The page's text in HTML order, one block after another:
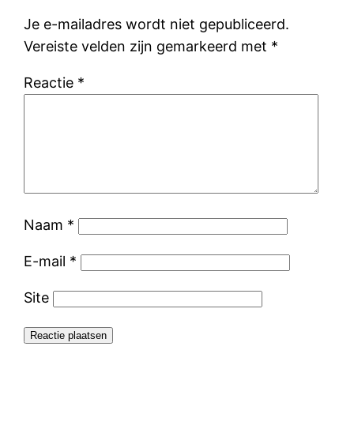
Je e-mailadres wordt niet gepubliceerd.
Vereiste velden zijn gemarkeerd met *
Reactie *
Naam *
E-mail *
Site